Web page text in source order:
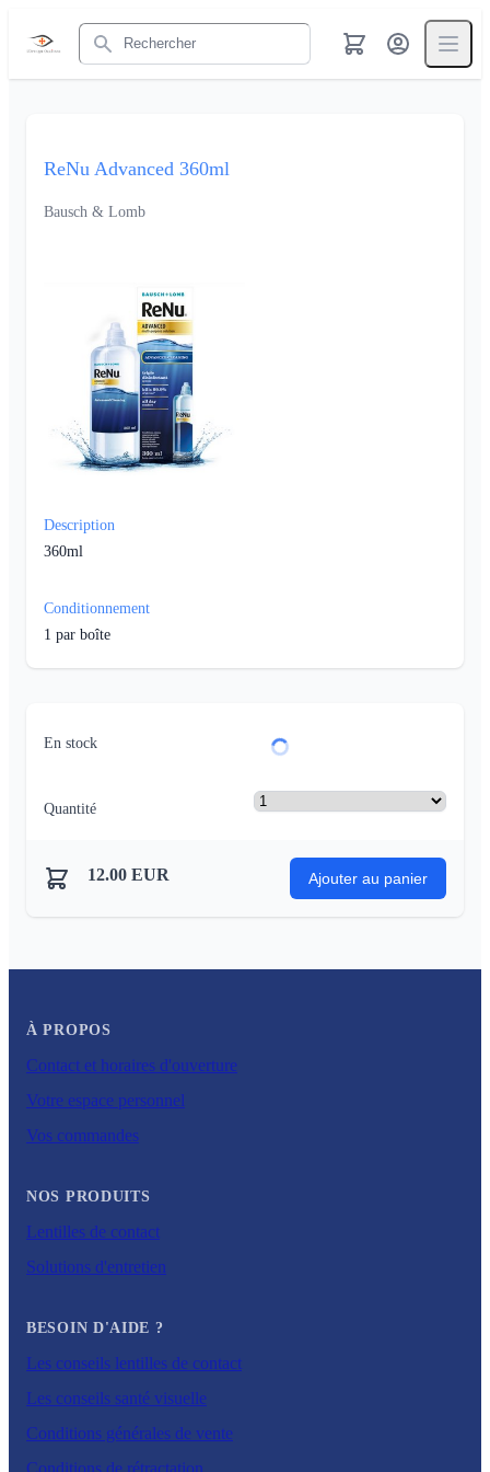
Rechercher
ReNu Advanced 360ml
Bausch & Lomb
Description
360ml
Conditionnement
1 par boîte
En stock
Quantité
12.00 EUR Ajouter au panier
À PROPOS
Contact et horaires d'ouverture
Votre espace personnel
Vos commandes
NOS PRODUITS
Lentilles de contact
Solutions d'entretien
BESOIN D'AIDE ?
Les conseils lentilles de contact
Les conseils santé visuelle
Conditions générales de vente
Conditions de rétractation